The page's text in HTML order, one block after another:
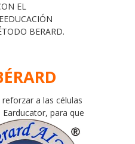
EL
BERARD.
a las células
rducator, para que